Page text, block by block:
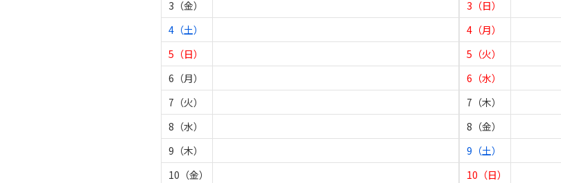
3（金）
4（土）
5（日）
6（月）
7（火）
8（水）
9（木）
10（金）
3（日）
4（月）
5（火）
6（水）
7（木）
8（金）
9（土）
10（日）